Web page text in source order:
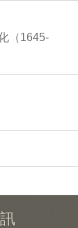
（1645-